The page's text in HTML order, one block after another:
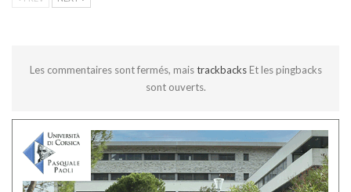
Les commentaires sont fermés, maistrackbacks Et les pingbacks
sont ouverts.